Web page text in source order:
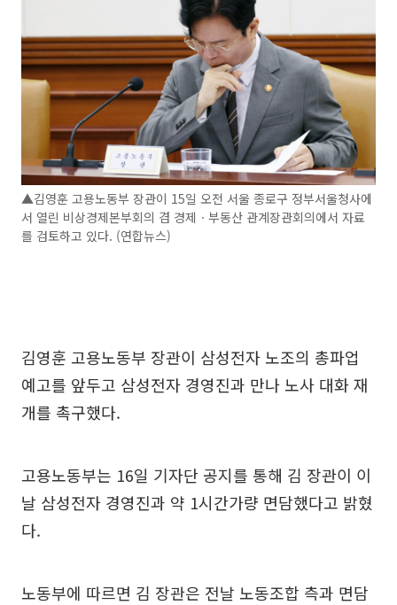
▲김영훈 고용노동부 장관이 15일 오전 서울 종로구 정부서울청사에
서 열린 비상경제본부회의 겸 경제ㆍ부동산 관계장관회의에서 자료
를 검토하고 있다. (연합뉴스)
김영훈 고용노동부 장관이 삼성전자 노조의 총파업
예고를 앞두고 삼성전자 경영진과 만나 노사 대화 재
개를 촉구했다.
고용노동부는 16일 기자단 공지를 통해 김 장관이 이
날 삼성전자 경영진과 약 1시간가량 면담했다고 밝혔
다.
노동부에 따르면 김 장관은 전날 노동조합 측과 면담